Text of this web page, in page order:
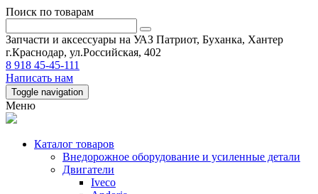
Поиск по товарам
Запчасти и аксессуары на УАЗ Патриот, Буханка, Хантер
г.Краснодар, ул.Российская, 402
8 918 45-45-111
Написать нам
Toggle navigation
Меню
Каталог товаров
Внедорожное оборудование и усиленные детали
Двигатели
Iveco